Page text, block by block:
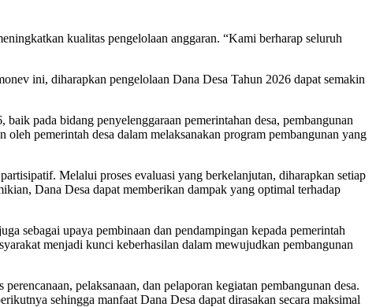
kualitas pengelolaan anggaran. “Kami berharap seluruh
ini, diharapkan pengelolaan Dana Desa Tahun 2026 dapat semakin
pada bidang penyelenggaraan pemerintahan desa, pembangunan
pemerintah desa dalam melaksanakan program pembangunan yang
Melalui proses evaluasi yang berkelanjutan, diharapkan setiap
Dana Desa dapat memberikan dampak yang optimal terhadap
sebagai upaya pembinaan dan pendampingan kepada pemerintah
menjadi kunci keberhasilan dalam mewujudkan pembangunan
pelaksanaan, dan pelaporan kegiatan pembangunan desa.
sehingga manfaat Dana Desa dapat dirasakan secara maksimal